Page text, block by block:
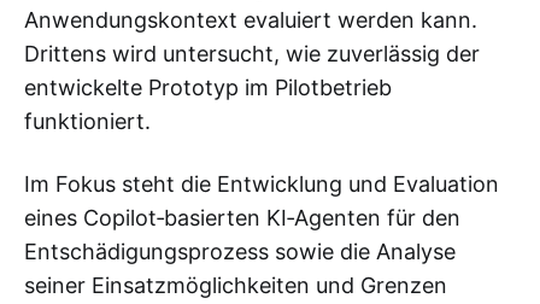
Anwendungskontext evaluiert werden kann.
Drittens wird untersucht, wie zuverlässig der
entwickelte Prototyp im Pilotbetrieb
funktioniert.
Im Fokus steht die Entwicklung und Evaluation
eines Copilot‑basierten KI‑Agenten für den
Entschädigungsprozess sowie die Analyse
seiner Einsatzmöglichkeiten und Grenzen